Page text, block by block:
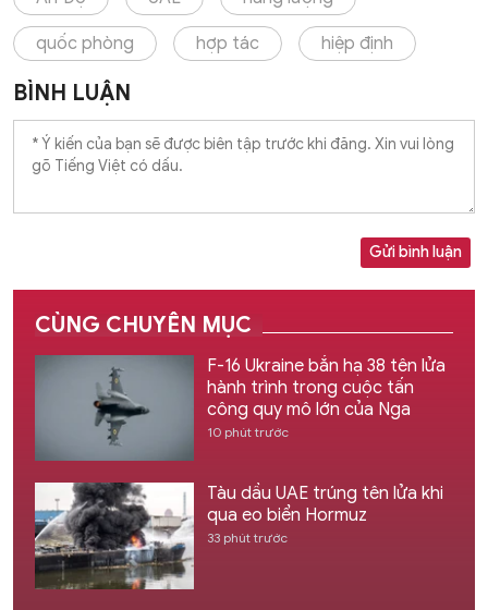
quốc phòng hợp tác hiệp định
BÌNH LUẬN
Gửi bình luận
CÙNG CHUYÊN MỤC
F-16 Ukraine bắn hạ 38 tên lửa
hành trình trong cuộc tấn
công quy mô lớn của Nga
10 phút trước
Tàu dầu UAE trúng tên lửa khi
qua eo biển Hormuz
33 phút trước